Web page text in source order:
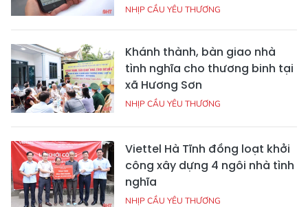
NHỊP CẦU YÊU THƯƠNG
Khánh thành, bàn giao nhà
tình nghĩa cho thương binh tại
xã Hương Sơn
NHỊP CẦU YÊU THƯƠNG
Viettel Hà Tĩnh đồng loạt khởi
công xây dựng 4 ngôi nhà tình
nghĩa
NHỊP CẦU YÊU THƯƠNG